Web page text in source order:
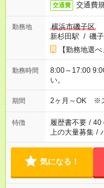
交通費 交通費
勤務地
横浜市磯子区
新杉田駅 / 磯
【勤務地選
勤務時間
8:00～17:00
い。
期間 2ヶ月～OK ※ス
特徴 履歴書不要 / 40
上の大量募集 /
気になる！